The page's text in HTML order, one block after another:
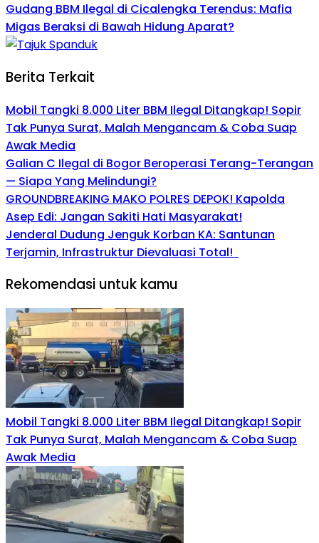
Gudang BBM Ilegal di Cicalengka Terendus: Mafia
Migas Beraksi di Bawah Hidung Aparat?
Berita Terkait
Mobil Tangki 8.000 Liter BBM Ilegal Ditangkap! Sopir
Tak Punya Surat, Malah Mengancam & Coba Suap
Awak Media
Galian C Ilegal di Bogor Beroperasi Terang-Terangan
— Siapa Yang Melindungi?
GROUNDBREAKING MAKO POLRES DEPOK! Kapolda
Asep Edi: Jangan Sakiti Hati Masyarakat!
Jenderal Dudung Jenguk Korban KA: Santunan
Terjamin, Infrastruktur Dievaluasi Total!
Rekomendasi untuk kamu
Mobil Tangki 8.000 Liter BBM Ilegal Ditangkap! Sopir
Tak Punya Surat, Malah Mengancam & Coba Suap
Awak Media